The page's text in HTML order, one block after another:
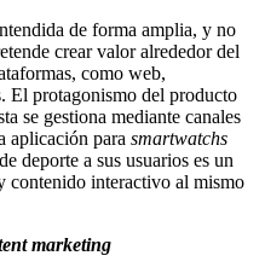
de forma amplia, y no
crear valor alrededor del
como web,
El protagonismo del producto
se gestiona mediante canales
aplicación para smartwatchs
deporte a sus usuarios es un
contenido interactivo al mismo
marketing